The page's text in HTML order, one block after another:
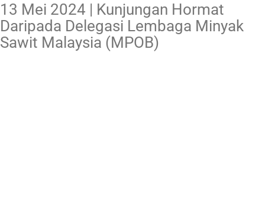
13 Mei 2024 | Kunjungan Hormat
Daripada Delegasi Lembaga Minyak
Sawit Malaysia (MPOB)